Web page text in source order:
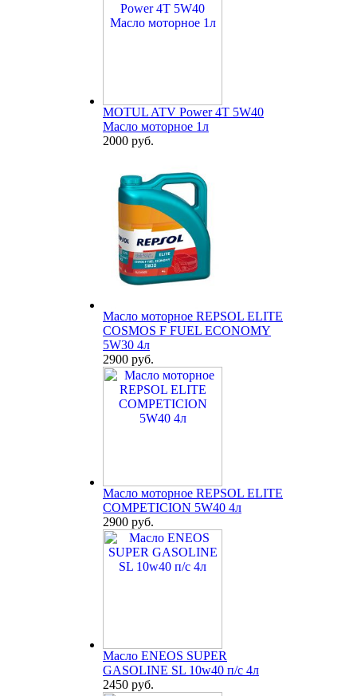
MOTUL ATV Power 4T 5W40
Масло моторное 1л
2000 руб.
Масло моторное REPSOL ELITE
COSMOS F FUEL ECONOMY
5W30 4л
2900 руб.
Масло моторное REPSOL ELITE
COMPETICION 5W40 4л
2900 руб.
Масло ENEOS SUPER
GASOLINE SL 10w40 п/с 4л
2450 руб.